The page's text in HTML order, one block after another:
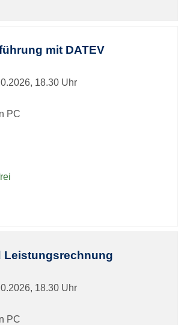
mit DATEV
18.30 Uhr
PC
Leistungsrechnung
18.30 Uhr
PC